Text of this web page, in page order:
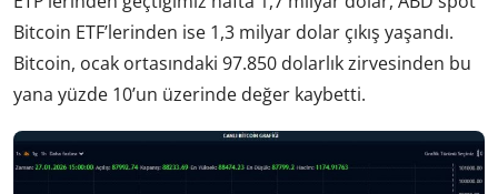
Bitcoin ETF’lerinden ise 1,3 milyar dolar çıkış yaşandı.
Bitcoin, ocak ortasındaki 97.850 dolarlık zirvesinden bu
yana yüzde 10’un üzerinde değer kaybetti.